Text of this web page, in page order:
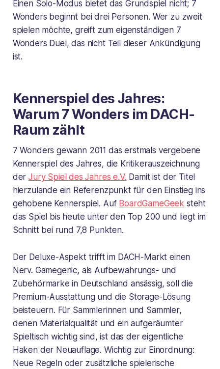
Einen Solo-Modus bietet das Grundspiel nicht; 7
Wonders beginnt bei drei Personen. Wer zu zweit
spielen möchte, greift zum eigenständigen 7
Wonders Duel, das nicht Teil dieser Ankündigung
ist.
Kennerspiel des Jahres:
Warum 7 Wonders im DACH-
Raum zählt
7 Wonders gewann 2011 das erstmals vergebene
Kennerspiel des Jahres, die Kritikerauszeichnung
derJury Spiel des Jahres e.V. Damit ist der Titel
hierzulande ein Referenzpunkt für den Einstieg ins
gehobene Kennerspiel. Auf BoardGameGeek steht
das Spiel bis heute unter den Top 200 und liegt im
Schnitt bei rund 7,8 Punkten.
Der Deluxe-Aspekt trifft im DACH-Markt einen
Nerv. Gamegenic, als Aufbewahrungs- und
Zubehörmarke in Deutschland ansässig, soll die
Premium-Ausstattung und die Storage-Lösung
beisteuern. Für Sammlerinnen und Sammler,
denen Materialqualität und ein aufgeräumter
Spieltisch wichtig sind, ist das der eigentliche
Haken der Neuauflage. Wichtig zur Einordnung:
Neue Regeln oder zusätzliche spielerische